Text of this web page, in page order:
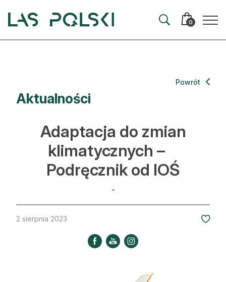
0
Artykuły
Hodowla lasu
Ochrona lasu
Nowe technologie
Kultura i historia
Strefa eksperta
Aktualności
Powrót
Adaptacja do zmian
klimatycznych –
Podręcznik od IOŚ
-
2 sierpnia 2023